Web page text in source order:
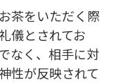
茶をいただく際
儀とされてお
なく、相手に対
性が反映されて